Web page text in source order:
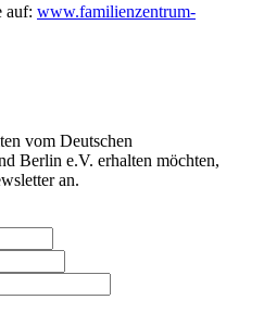
auf: www.familienzentrum-
vom Deutschen
Berlin e.V. erhalten möchten,
an.